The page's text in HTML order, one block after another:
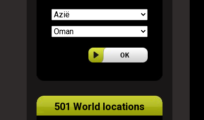
501 World locations